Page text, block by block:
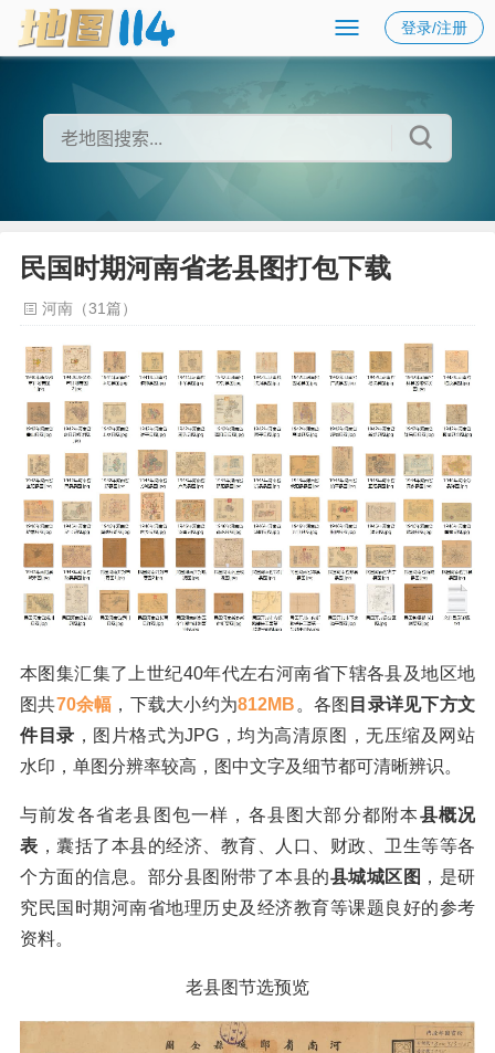
登录/注册
民国时期河南省老县图打包下载
河南（31篇）
本图集汇集了上世纪40年代左右河南省下辖各县及地区地
图共70余幅 ，下载大小约为812MB。各图 目录详见下方文
件目录 ，图片格式为JPG，均为高清原图，无压缩及网站
水印，单图分辨率较高，图中文字及细节都可清晰辨识。
与前发各省老县图包一样，各县图大部分都附本县概况
表 ，囊括了本县的经济、教育、人口、财政、卫生等等各
个方面的信息。部分县图附带了本县的县城城区图 ，是研
究民国时期河南省地理历史及经济教育等课题良好的参考
资料。
老县图节选预览